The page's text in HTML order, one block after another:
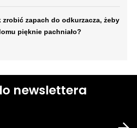
zrobić zapach do odkurzacza, żeby
pięknie pachniało?
newslettera